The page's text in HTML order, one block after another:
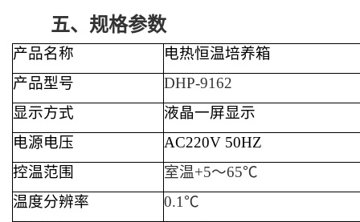
五、 规格参数
产品名称
电热恒温培养箱
产品型号
DHP-9162
显示方式
液晶一屏显示
电源电压
AC220V 50HZ
控温范围
室温+5～65℃
温度分辨率
0.1℃